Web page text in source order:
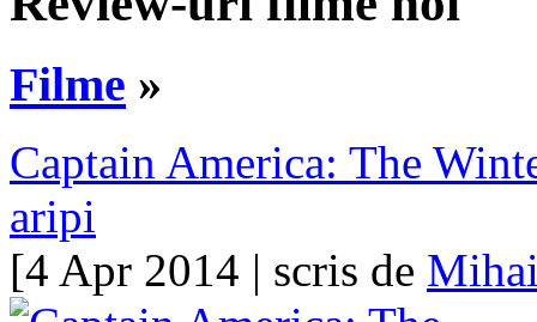
Filme »
Captain America: The
aripi
[4 Apr 2014 | scris de